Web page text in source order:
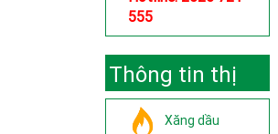
555
Thông tin thị
trườngXăng dầu